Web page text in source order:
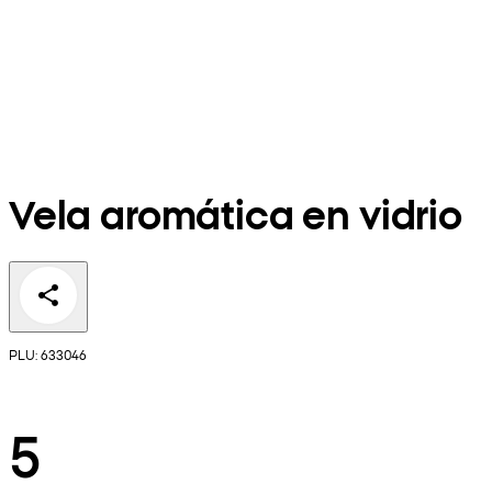
Vela aromática en vidrio
PLU: 633046
5